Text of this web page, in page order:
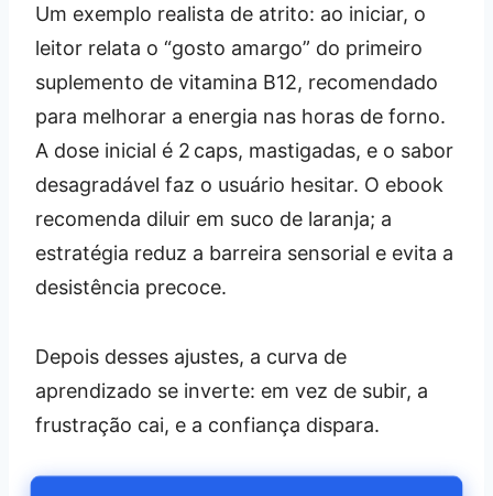
Um exemplo realista de atrito: ao iniciar, o
leitor relata o “gosto amargo” do primeiro
suplemento de vitamina B12, recomendado
para melhorar a energia nas horas de forno.
A dose inicial é 2 caps, mastigadas, e o sabor
desagradável faz o usuário hesitar. O ebook
recomenda diluir em suco de laranja; a
estratégia reduz a barreira sensorial e evita a
desistência precoce.
Depois desses ajustes, a curva de
aprendizado se inverte: em vez de subir, a
frustração cai, e a confiança dispara.